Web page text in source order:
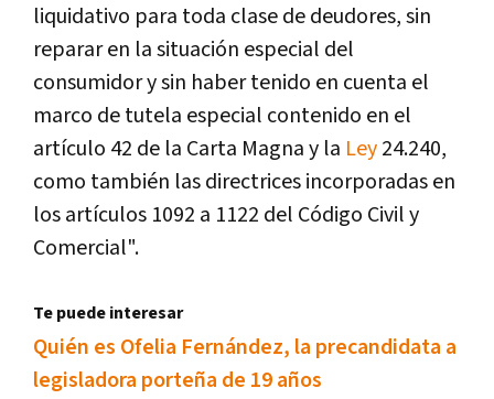
liquidativo para toda clase de deudores, sin
reparar en la situación especial del
consumidor y sin haber tenido en cuenta el
marco de tutela especial contenido en el
artículo 42 de la Carta Magna y la Ley24.240,
como también las directrices incorporadas en
los artículos 1092 a 1122 del Código Civil y
Comercial".
Te puede interesar
Quién es Ofelia Fernández, la precandidata a
legisladora porteña de 19 años